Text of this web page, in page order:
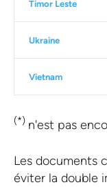
Timor Leste
Ukraine
Vietnam
(*) n'est pas
Les documents
éviter la double